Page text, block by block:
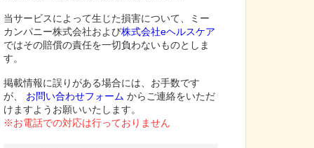
当サービスによって生じた損害について、ミー
カンパニー株式会社および株式会社eヘルスケア
ではその賠償の責任を一切負わないものとしま
す。
掲載情報に誤りがある場合には、お手数です
が、
お問い合わせフォーム からご連絡をいただ
けますようお願いいたします。
※お電話での対応は行っておりません